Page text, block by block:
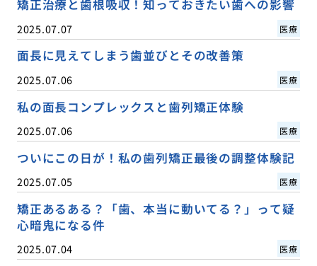
矯正治療と歯根吸収！知っておきたい歯への影響
2025.07.07 医療
面長に見えてしまう歯並びとその改善策
2025.07.06 医療
私の面長コンプレックスと歯列矯正体験
2025.07.06 医療
ついにこの日が！私の歯列矯正最後の調整体験記
2025.07.05 医療
矯正あるある？「歯、本当に動いてる？」って疑
心暗鬼になる件
2025.07.04 医療